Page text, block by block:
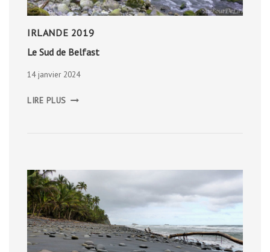
IRLANDE 2019
Le Sud de Belfast
14 janvier 2024
LIRE PLUS SUD